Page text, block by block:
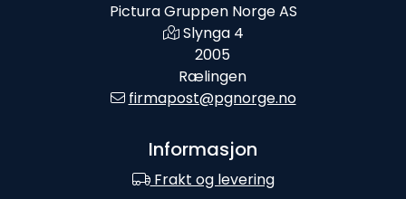
Pictura Gruppen Norge AS
Slynga 4
2005
Rælingen
firmapost@pgnorge.no
Informasjon
Frakt og levering